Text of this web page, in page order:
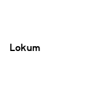
Lokum